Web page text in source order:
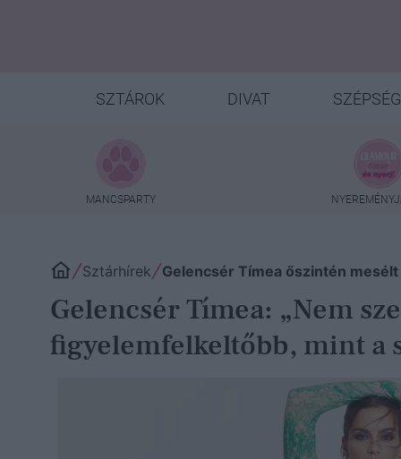
SZTÁROK DIVAT SZÉPSÉG
MANCSPARTY
Sztárhírek Gelencsér Tímea őszintén
Gelencsér Tímea: „Nem
figyelemfelkeltőbb, mint a